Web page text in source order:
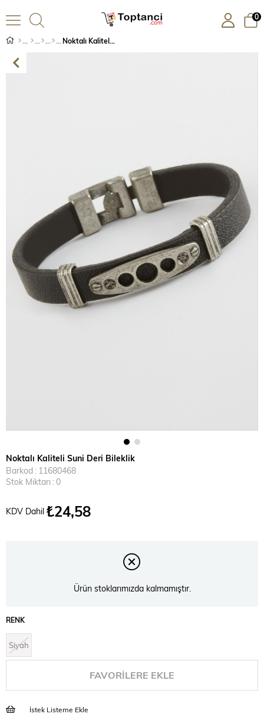
0
Noktalı Kaliteli Suni Deri Bileklik
Noktalı Kaliteli Suni Deri Bileklik
Barkod : 11680468
Stok Miktarı :0
KDV Dahil ₺24,58
Ürün stoklarımızda kalmamıştır.
RENK
Siyah
FAVORILERE EKLE
İstek Listeme Ekle